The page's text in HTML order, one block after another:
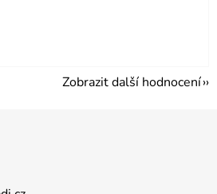
5 z 5 hvězdiček.
Zobrazit další hodnocení